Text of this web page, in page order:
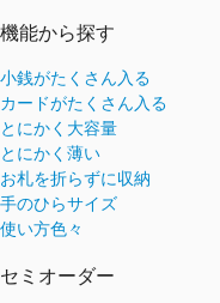
機能から探す
小銭がたくさん入る
カードがたくさん入る
とにかく大容量
とにかく薄い
お札を折らずに収納
手のひらサイズ
使い方色々
セミオーダー